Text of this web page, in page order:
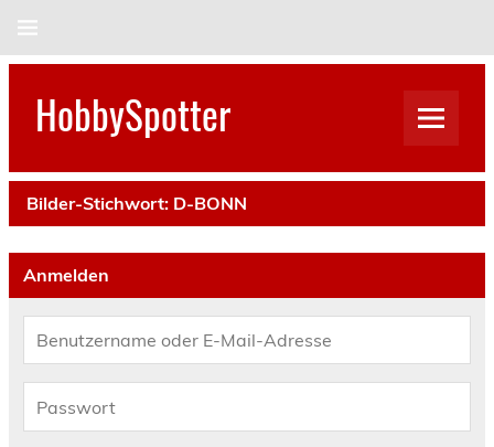
HobbySpotter
Bilder-Stichwort: D-BONN
Anmelden